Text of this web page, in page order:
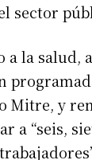
sector
a la salud,
Mitre, y
a “seis,